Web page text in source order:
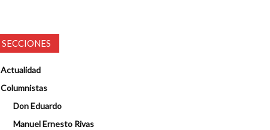
SECCIONES
Actualidad
Columnistas
Don Eduardo
Manuel Ernesto Rivas